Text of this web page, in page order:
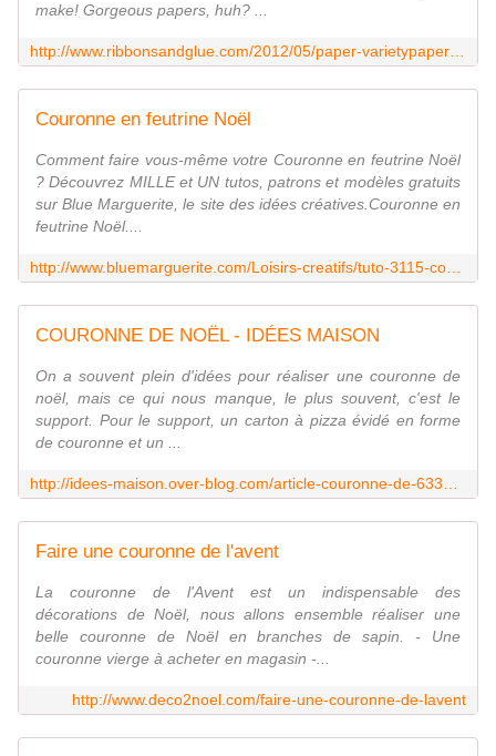
make! Gorgeous papers, huh? ...
Couronne en feutrine Noël
Comment faire vous-même votre Couronne en feutrine Noël
? Découvrez MILLE et UN tutos, patrons et modèles gratuits
sur Blue Marguerite, le site des idées créatives.Couronne en
feutrine Noël....
COURONNE DE NOËL - IDÉES MAISON
On a souvent plein d'idées pour réaliser une couronne de
noël, mais ce qui nous manque, le plus souvent, c'est le
support. Pour le support, un carton à pizza évidé en forme
de couronne et un ...
Faire une couronne de l'avent
La couronne de l'Avent est un indispensable des
décorations de Noël, nous allons ensemble réaliser une
belle couronne de Noël en branches de sapin. - Une
couronne vierge à acheter en magasin -...
http://www.deco2noel.com/faire-une-couronne-de-lavent